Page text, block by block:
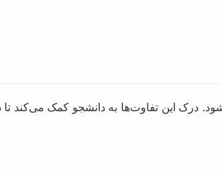
درک این تفاوت‌ها به دانشجو کمک می‌کند تا